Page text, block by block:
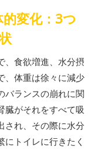
変化：3つ
、食欲増進、水分摂
、体重は徐々に減少
バランスの崩れに関
臓がそれをすべて吸
され、その際に水分
にトイレに行きたく